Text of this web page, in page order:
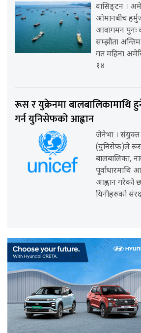
वासिङ्टन ।
ओमानबीच
आवागमन पुनः
सम्झौता
गत महिना
१४
रूस र युक्रेनमा बालबालिकामाथि
गर्न युनिसेफको आह्वान
जेनेभा । संयुक्त
(युनिसेफ)ले रूस
बालबालिका,
पूर्वाधारमाथि
आह्वान गरेको
यिनीहरुको